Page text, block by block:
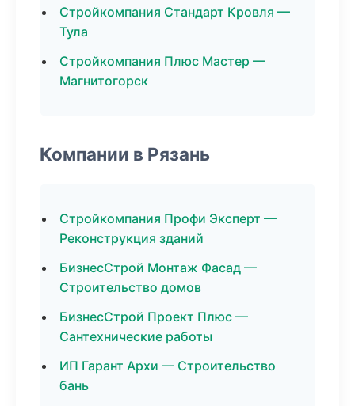
Стройкомпания Стандарт Кровля —
Тула
Стройкомпания Плюс Мастер —
Магнитогорск
Компании в Рязань
Стройкомпания Профи Эксперт —
Реконструкция зданий
БизнесСтрой Монтаж Фасад —
Строительство домов
БизнесСтрой Проект Плюс —
Сантехнические работы
ИП Гарант Архи — Строительство
бань